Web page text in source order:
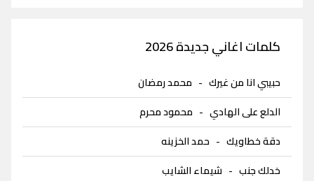
كلمات اغاني جديدة 2026
حبيبي انا من غيرك - محمد رمضان
الدلع على الهادي - محمود محرم
دقة خطاويك - حمد الخزينه
خدلك جنب - شيماء الشايب